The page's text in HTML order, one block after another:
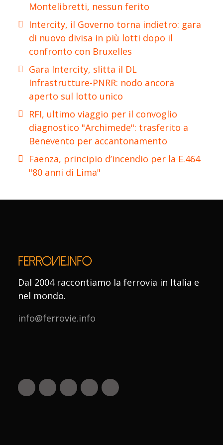
Montelibretti, nessun ferito
Intercity, il Governo torna indietro: gara
di nuovo divisa in più lotti dopo il
confronto con Bruxelles
Gara Intercity, slitta il DL
Infrastrutture-PNRR: nodo ancora
aperto sul lotto unico
RFI, ultimo viaggio per il convoglio
diagnostico "Archimede": trasferito a
Benevento per accantonamento
Faenza, principio d’incendio per la E.464
"80 anni di Lima"
Dal 2004 raccontiamo la ferrovia in Italia e
nel mondo.
info@ferrovie.info